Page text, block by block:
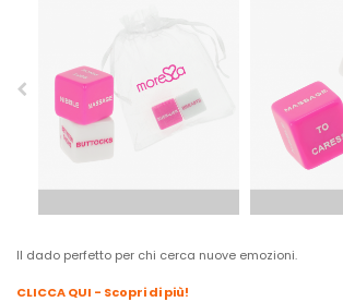
Il dado perfetto per chi cerca nuove emozioni.
CLICCA QUI - Scopri di più!